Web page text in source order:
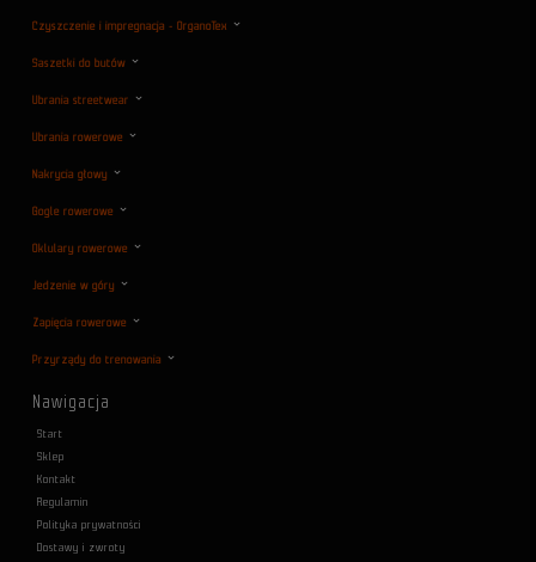
Czyszczenie i impregnacja - OrganoTex
Saszetki do butów
Ubrania streetwear
Ubrania rowerowe
Nakrycia głowy
Gogle rowerowe
Oklulary rowerowe
Jedzenie w góry
Zapięcia rowerowe
Przyrządy do trenowania
Nawigacja
Start
Sklep
Kontakt
Regulamin
Polityka prywatności
Dostawy i zwroty